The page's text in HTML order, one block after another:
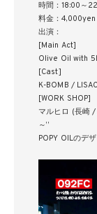
時間：18:00～
料金：
出演：
[Main Act]
Olive Oil with
[Cast]
K-BOMB /
[WORK SHOP]
マルヒロ (長崎 /
～”
POPY OILのデ